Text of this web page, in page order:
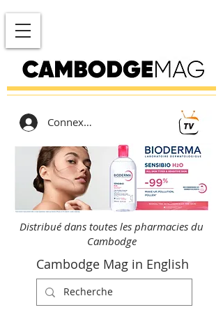
Connexion
Distribué dans toutes les pharmacies du
Cambodge
Cambodge Mag in English